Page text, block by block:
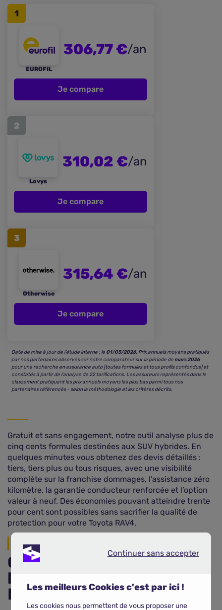
1
EUROFIL
306,77 €/an
Je compare
2
Lovys
310,02 €/an
Je compare
3
Otherwise
315,64 €/an
Je compare
Date de mise à jour de l’étude interne : le 01/05/2026. Prix annuels moyens pratiqués
par nos partenaires observés sur notre comparateur sur la période demars 2026
pour une recherche en assurance auto [toutes formules et tous profils confondus] et
constatés à partir de l’analyse de 22 tarifications. Les assureurs représentés dans le
classement pratiquent les prix annuels moyens les plus bas parmi tous nos
partenaires référencés - selon la méthodologie et les critères décrits.
Gratuit et sans engagement, notre outil analyse plus de
cinq cents formules destinées aux SUV hybrides. En
quelques minutes vous obtenez des devis détaillés :
tiers, tiers plus ou tous risques, avec une visibilité
complète sur la franchise dommages, l’assistance zéro
kilomètre, la garantie conducteur renforcée et l’option
valeur à neuf. Des économies pouvant atteindre trente
pour cent sont possibles sans sacrifier la qualité de
protection pour votre Toyota RAV4.
Garanties du contrat
Combien coûte
l’assurance d’une Toyota
RAV4 ?
Continuer sans accepter
Les meilleurs Cookies c'est par ici !
Les cookies nous permettent de vous proposer une
Continuer sans accepter